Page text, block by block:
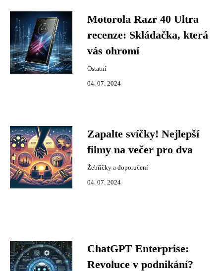
Motorola Razr 40 Ultra
recenze: Skládačka, která
vás ohromí
Ostatní
04. 07. 2024
Zapalte svíčky! Nejlepší
filmy na večer pro dva
Žebříčky a doporučení
04. 07. 2024
ChatGPT Enterprise:
Revoluce v podnikání?